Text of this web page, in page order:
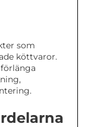
som
köttvaror.